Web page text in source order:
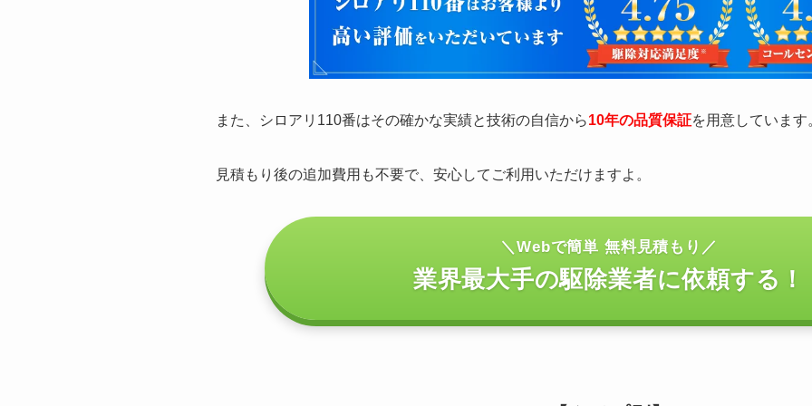
また、シロアリ110番はその確かな実績と技術の自信から10年の品質保証を用意しています
見積もり後の追加費用も不要で、安心してご利用いただけますよ。
＼Webで簡単 無料見積もり／
業界最大手の駆除業者に依頼する！